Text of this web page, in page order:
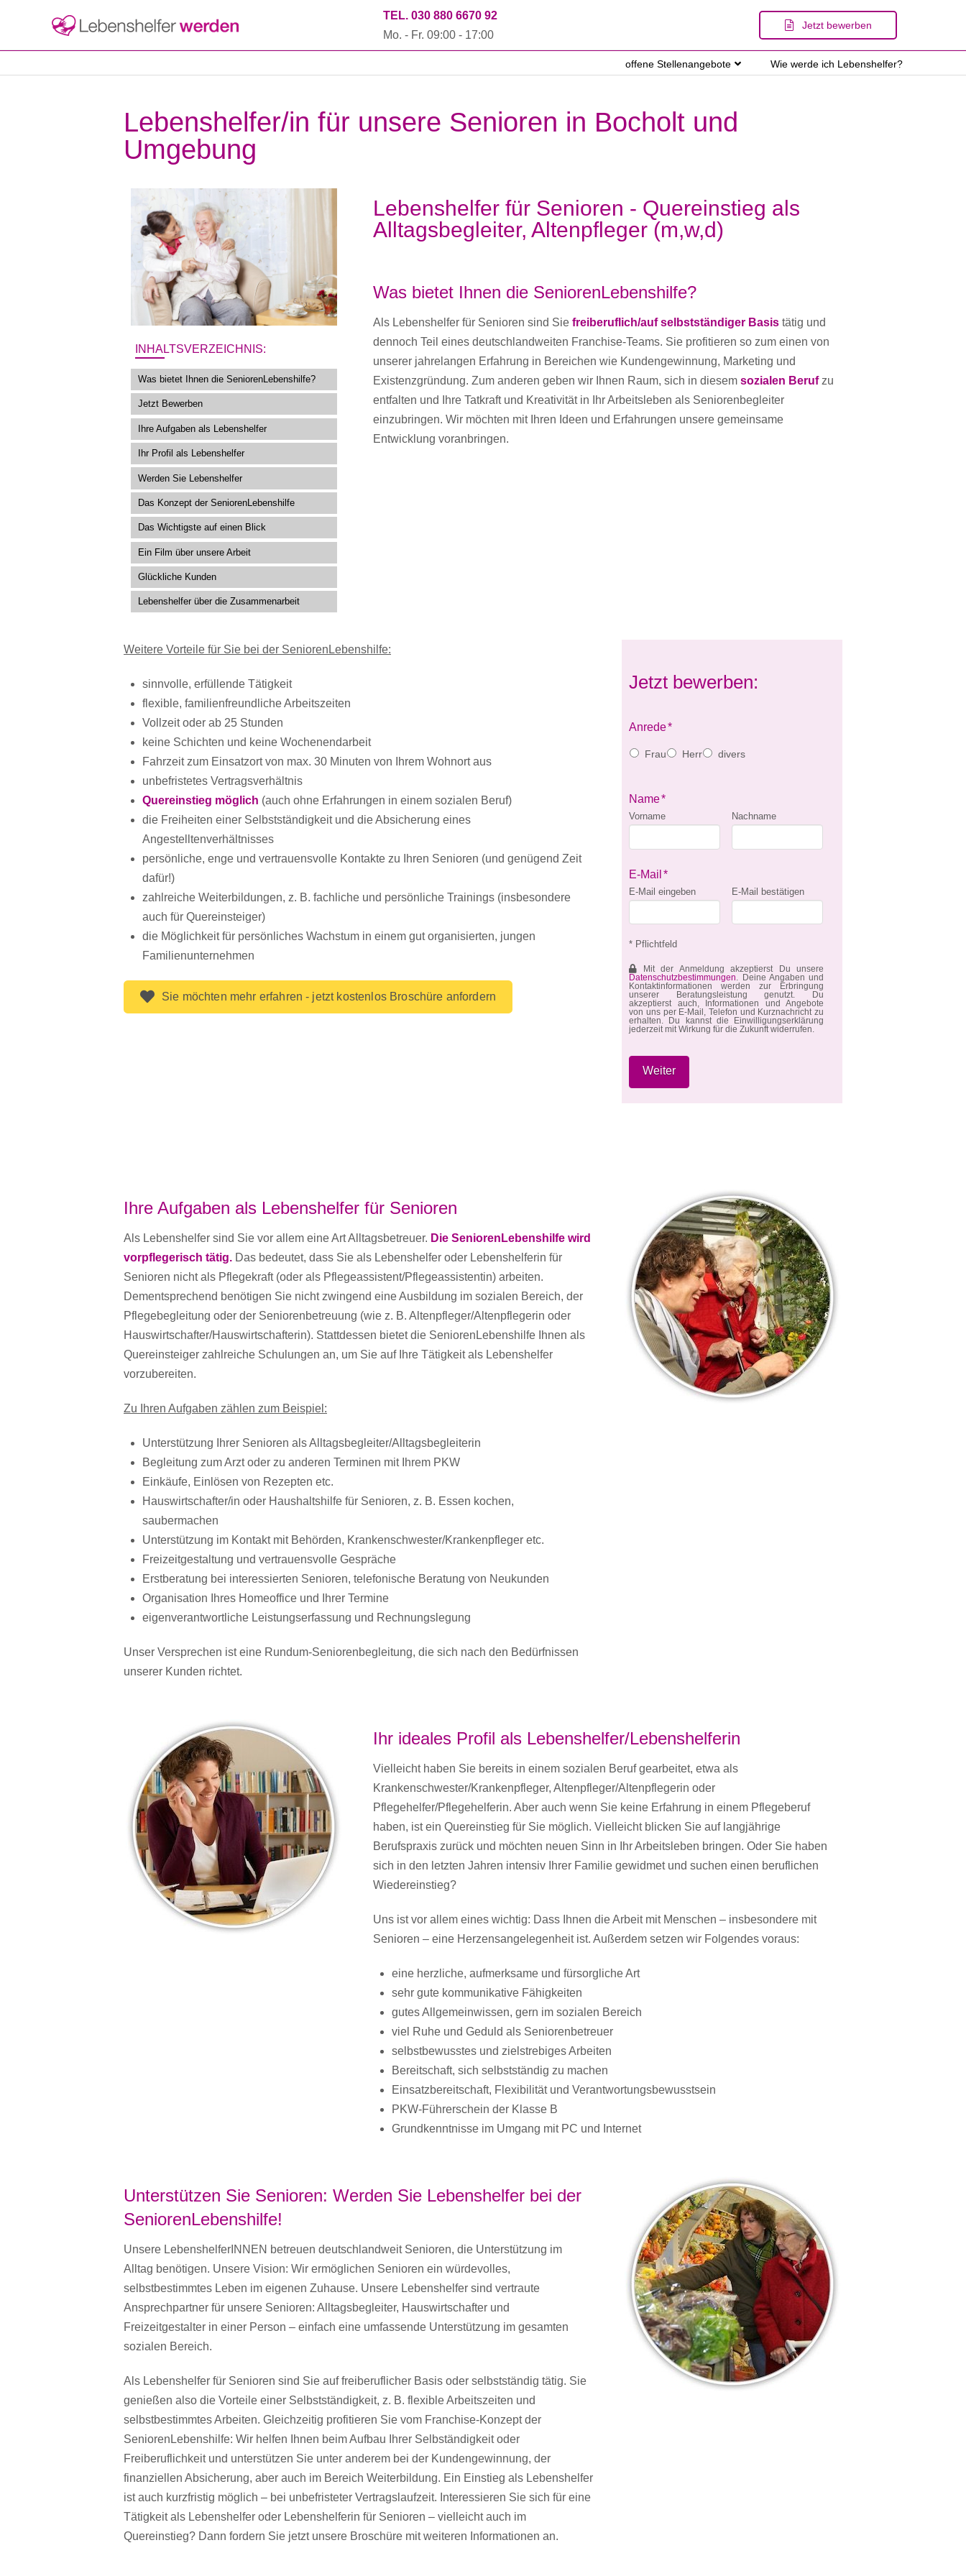
TEL. 030 880 6670 92
Mo. - Fr. 09:00 - 17:00
Jetzt bewerben
offene Stellenangebote Wie werde ich Lebenshelfer?
Lebenshelfer/in für unsere Senioren in Bocholt und
Umgebung
INHALTSVERZEICHNIS:
Was bietet Ihnen die SeniorenLebenshilfe?
Jetzt Bewerben
Ihre Aufgaben als Lebenshelfer
Ihr Profil als Lebenshelfer
Werden Sie Lebenshelfer
Das Konzept der SeniorenLebenshilfe
Das Wichtigste auf einen Blick
Ein Film über unsere Arbeit
Glückliche Kunden
Lebenshelfer über die Zusammenarbeit
Lebenshelfer für Senioren - Quereinstieg als
Alltagsbegleiter, Altenpfleger (m,w,d)
Was bietet Ihnen die SeniorenLebenshilfe?
Als Lebenshelfer für Senioren sind Sie freiberuflich/auf selbstständiger Basistätig und
dennoch Teil eines deutschlandweiten Franchise-Teams. Sie profitieren so zum einen von
unserer jahrelangen Erfahrung in Bereichen wie Kundengewinnung, Marketing und
Existenzgründung. Zum anderen geben wir Ihnen Raum, sich in diesem sozialen Berufzu
entfalten und Ihre Tatkraft und Kreativität in Ihr Arbeitsleben als Seniorenbegleiter
einzubringen. Wir möchten mit Ihren Ideen und Erfahrungen unsere gemeinsame
Entwicklung voranbringen.
Weitere Vorteile für Sie bei der SeniorenLebenshilfe:
sinnvolle, erfüllende Tätigkeit
flexible, familienfreundliche Arbeitszeiten
Vollzeit oder ab 25 Stunden
keine Schichten und keine Wochenendarbeit
Fahrzeit zum Einsatzort von max. 30 Minuten von Ihrem Wohnort aus
unbefristetes Vertragsverhältnis
Quereinstieg möglich (auch ohne Erfahrungen in einem sozialen Beruf)
die Freiheiten einer Selbstständigkeit und die Absicherung eines
Angestelltenverhältnisses
persönliche, enge und vertrauensvolle Kontakte zu Ihren Senioren (und genügend Zeit
dafür!)
zahlreiche Weiterbildungen, z. B. fachliche und persönliche Trainings (insbesondere
auch für Quereinsteiger)
die Möglichkeit für persönliches Wachstum in einem gut organisierten, jungen
Familienunternehmen
Sie möchten mehr erfahren - jetzt kostenlos Broschüre anfordern
Jetzt bewerben:
Anrede*
Frau Herr divers
Name*
Vorname Nachname
E-Mail *
E-Mail eingeben E-Mail bestätigen
* Pflichtfeld
Mit der Anmeldung akzeptierst Du unsere
Datenschutzbestimmungen. Deine Angaben und
Kontaktinformationen werden zur Erbringung
unserer Beratungsleistung genutzt. Du
akzeptierst auch, Informationen und Angebote
von uns per E-Mail, Telefon und Kurznachricht zu
erhalten. Du kannst die Einwilligungserklärung
jederzeit mit Wirkung für die Zukunft widerrufen.
Ihre Aufgaben als Lebenshelfer für Senioren
Als Lebenshelfer sind Sie vor allem eine Art Alltagsbetreuer. Die SeniorenLebenshilfe wird
vorpflegerisch tätig. Das bedeutet, dass Sie als Lebenshelfer oder Lebenshelferin für
Senioren nicht als Pflegekraft (oder als Pflegeassistent/Pflegeassistentin) arbeiten.
Dementsprechend benötigen Sie nicht zwingend eine Ausbildung im sozialen Bereich, der
Pflegebegleitung oder der Seniorenbetreuung (wie z. B. Altenpfleger/Altenpflegerin oder
Hauswirtschafter/Hauswirtschafterin). Stattdessen bietet die SeniorenLebenshilfe Ihnen als
Quereinsteiger zahlreiche Schulungen an, um Sie auf Ihre Tätigkeit als Lebenshelfer
vorzubereiten.
Zu Ihren Aufgaben zählen zum Beispiel:
Unterstützung Ihrer Senioren als Alltagsbegleiter/Alltagsbegleiterin
Begleitung zum Arzt oder zu anderen Terminen mit Ihrem PKW
Einkäufe, Einlösen von Rezepten etc.
Hauswirtschafter/in oder Haushaltshilfe für Senioren, z. B. Essen kochen,
saubermachen
Unterstützung im Kontakt mit Behörden, Krankenschwester/Krankenpfleger etc.
Freizeitgestaltung und vertrauensvolle Gespräche
Erstberatung bei interessierten Senioren, telefonische Beratung von Neukunden
Organisation Ihres Homeoffice und Ihrer Termine
eigenverantwortliche Leistungserfassung und Rechnungslegung
Unser Versprechen ist eine Rundum-Seniorenbegleitung, die sich nach den Bedürfnissen
unserer Kunden richtet.
Ihr ideales Profil als Lebenshelfer/Lebenshelferin
Vielleicht haben Sie bereits in einem sozialen Beruf gearbeitet, etwa als
Krankenschwester/Krankenpfleger, Altenpfleger/Altenpflegerin oder
Pflegehelfer/Pflegehelferin. Aber auch wenn Sie keine Erfahrung in einem Pflegeberuf
haben, ist ein Quereinstieg für Sie möglich. Vielleicht blicken Sie auf langjährige
Berufspraxis zurück und möchten neuen Sinn in Ihr Arbeitsleben bringen. Oder Sie haben
sich in den letzten Jahren intensiv Ihrer Familie gewidmet und suchen einen beruflichen
Wiedereinstieg?
Uns ist vor allem eines wichtig: Dass Ihnen die Arbeit mit Menschen – insbesondere mit
Senioren – eine Herzensangelegenheit ist. Außerdem setzen wir Folgendes voraus:
eine herzliche, aufmerksame und fürsorgliche Art
sehr gute kommunikative Fähigkeiten
gutes Allgemeinwissen, gern im sozialen Bereich
viel Ruhe und Geduld als Seniorenbetreuer
selbstbewusstes und zielstrebiges Arbeiten
Bereitschaft, sich selbstständig zu machen
Einsatzbereitschaft, Flexibilität und Verantwortungsbewusstsein
PKW-Führerschein der Klasse B
Grundkenntnisse im Umgang mit PC und Internet
Unterstützen Sie Senioren: Werden Sie Lebenshelfer bei der
SeniorenLebenshilfe!
Unsere LebenshelferINNEN betreuen deutschlandweit Senioren, die Unterstützung im
Alltag benötigen. Unsere Vision: Wir ermöglichen Senioren ein würdevolles,
selbstbestimmtes Leben im eigenen Zuhause. Unsere Lebenshelfer sind vertraute
Ansprechpartner für unsere Senioren: Alltagsbegleiter, Hauswirtschafter und
Freizeitgestalter in einer Person – einfach eine umfassende Unterstützung im gesamten
sozialen Bereich.
Als Lebenshelfer für Senioren sind Sie auf freiberuflicher Basis oder selbstständig tätig. Sie
genießen also die Vorteile einer Selbstständigkeit, z. B. flexible Arbeitszeiten und
selbstbestimmtes Arbeiten. Gleichzeitig profitieren Sie vom Franchise-Konzept der
SeniorenLebenshilfe: Wir helfen Ihnen beim Aufbau Ihrer Selbständigkeit oder
Freiberuflichkeit und unterstützen Sie unter anderem bei der Kundengewinnung, der
finanziellen Absicherung, aber auch im Bereich Weiterbildung. Ein Einstieg als Lebenshelfer
ist auch kurzfristig möglich – bei unbefristeter Vertragslaufzeit. Interessieren Sie sich für eine
Tätigkeit als Lebenshelfer oder Lebenshelferin für Senioren – vielleicht auch im
Quereinstieg? Dann fordern Sie jetzt unsere Broschüre mit weiteren Informationen an.